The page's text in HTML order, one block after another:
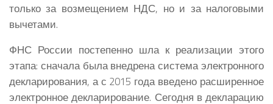
только за возмещением НДС, но и за налоговыми
вычетами.
ФНС России постепенно шла к реализации этого
этапа: сначала была внедрена система электронного
декларирования, а с 2015 года введено расширенное
электронное декларирование. Сегодня в декларацию